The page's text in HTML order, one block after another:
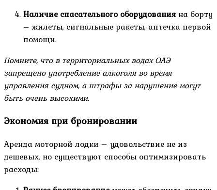
Наличие спасательного оборудования на борту
– жилеты, сигнальные ракеты, аптечка первой
помощи.
Помните, что в территориальных водах ОАЭ
запрещено употребление алкоголя во время
управления судном, а штрафы за нарушение могут
быть очень высокими.
Экономия при бронировании
Аренда моторной лодки – удовольствие не из
дешевых, но существуют способы оптимизировать
расходы: